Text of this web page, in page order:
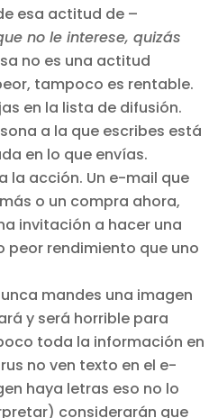
esa actitud de –
no le interese, quizás
no es una actitud
tampoco es rentable.
en la lista de difusión.
a la que escribes está
en lo que envías.
la acción. Un e-mail que
o un compra ahora,
invitación a hacer una
peor rendimiento que uno
mandes una imagen
y será horrible para
toda la información en
no ven texto en el e-
haya letras eso no lo
considerarán que